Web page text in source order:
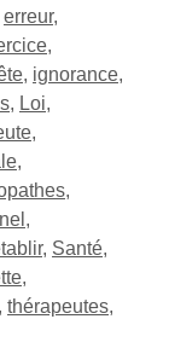
erreur,
,
, ignorance,
, Loi,
,
,
,
,
, Santé,
,
, thérapeutes,